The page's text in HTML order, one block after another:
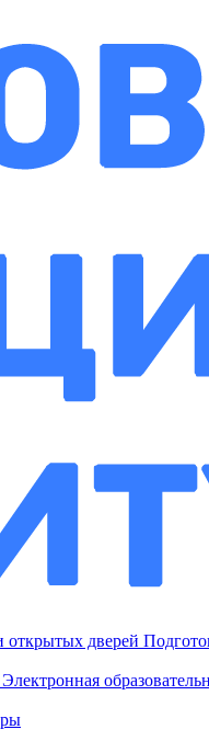
открытых дверей
Электронная